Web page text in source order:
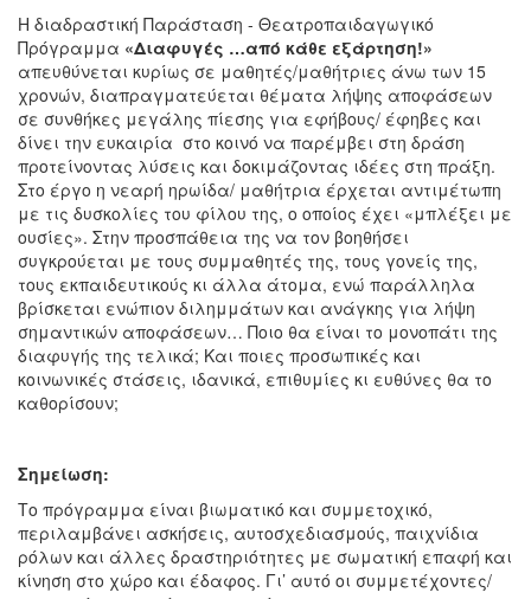
Η διαδραστική Παράσταση - Θεατροπαιδαγωγικό
Πρόγραμμα «Διαφυγές …από κάθε εξάρτηση!»
απευθύνεται κυρίως σε μαθητές/μαθήτριες άνω των 15
χρονών, διαπραγματεύεται θέματα λήψης αποφάσεων
σε συνθήκες μεγάλης πίεσης για εφήβους/ έφηβες και
δίνει την ευκαιρία στο κοινό να παρέμβει στη δράση
προτείνοντας λύσεις και δοκιμάζοντας ιδέες στη πράξη.
Στο έργο η νεαρή ηρωίδα/ μαθήτρια έρχεται αντιμέτωπη
με τις δυσκολίες του φίλου της, ο οποίος έχει «μπλέξει με
ουσίες». Στην προσπάθεια της να τον βοηθήσει
συγκρούεται με τους συμμαθητές της, τους γονείς της,
τους εκπαιδευτικούς κι άλλα άτομα, ενώ παράλληλα
βρίσκεται ενώπιον διλημμάτων και ανάγκης για λήψη
σημαντικών αποφάσεων… Ποιο θα είναι το μονοπάτι της
διαφυγής της τελικά; Και ποιες προσωπικές και
κοινωνικές στάσεις, ιδανικά, επιθυμίες κι ευθύνες θα το
καθορίσουν;
Σημείωση:
Το πρόγραμμα είναι βιωματικό και συμμετοχικό,
περιλαμβάνει ασκήσεις, αυτοσχεδιασμούς, παιχνίδια
ρόλων και άλλες δραστηριότητες με σωματική επαφή και
κίνηση στο χώρο και έδαφος. Γι’ αυτό οι συμμετέχοντες/